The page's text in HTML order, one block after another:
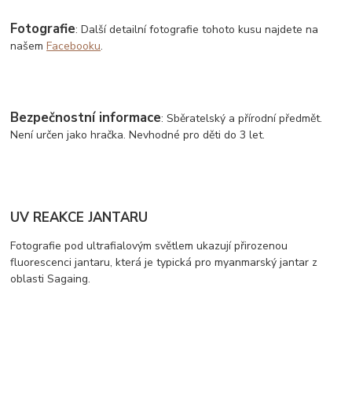
Fotografie: Další detailní fotografie tohoto kusu najdete na
našemFacebooku.
Bezpečnostní informace: Sběratelský a přírodní předmět.
Není určen jako hračka. Nevhodné pro děti do 3 let.
UV REAKCE JANTARU
Fotografie pod ultrafialovým světlem ukazují přirozenou
fluorescenci jantaru, která je typická pro myanmarský jantar z
oblasti Sagaing.